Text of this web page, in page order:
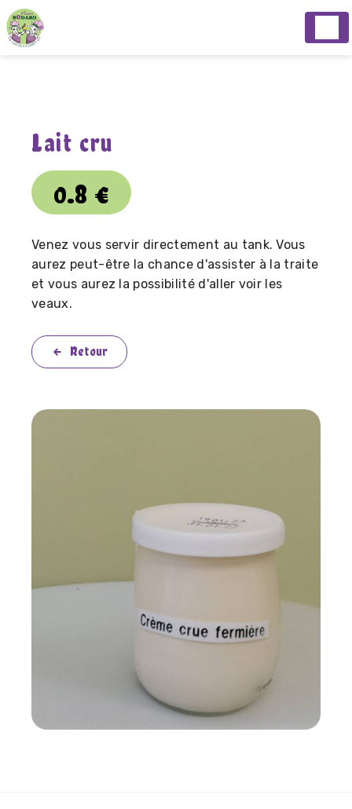
Lait cru
0.8 €
Venez vous servir directement au tank. Vous
aurez peut-être la chance d'assister à la traite
et vous aurez la possibilité d'aller voir les
veaux.
Retour
Panneau de gestion des cookies